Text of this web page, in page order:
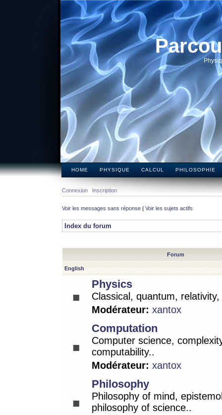
HOME PHYSIQUE CALCUL PHILOSOPHIE
Connexion Inscription
Voir les messages sans réponse | Voir les sujets actifs
Index du forum
Forum
English
Physics
Classical, quantum,
Modérateur: xantox
Computation
Computer science,
computability..
Modérateur: xantox
Philosophy
Philosophy of mind,
philosophy of science..